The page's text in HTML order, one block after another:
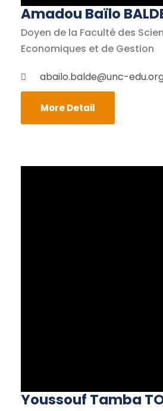
Amadou Baïlo
Doyen de la Faculté des
Economiques et de Gestion
abailo.balde@unc-
More Detail
Youssouf Tamba